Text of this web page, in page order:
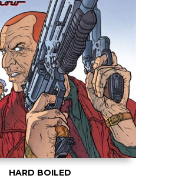
HARD BOILED